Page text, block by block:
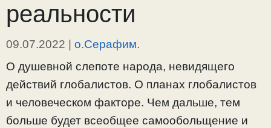
реальности
09.07.2022 | о.Серафим.
О душевной слепоте народа, невидящего
действий глобалистов. О планах глобалистов
и человеческом факторе. Чем дальше, тем
больше будет всеобщее самообольщение и